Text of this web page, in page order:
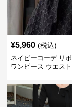
¥5,960 (税込)
ネイビーコーデ リ
ワンピース ウエス